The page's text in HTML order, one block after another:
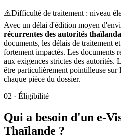
⚠️Difficulté de traitement : niveau
Avec un délai d'édition moyen
récurrentes des autorités
documents, les délais de traitement
fortement impactés. Les documents
aux exigences strictes des autorités.
être particulièrement pointilleuse
chaque pièce du dossier.
02 · Éligibilité
Qui a besoin d'un e-
Thaïlande ?